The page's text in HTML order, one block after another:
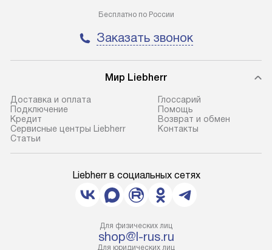
до представительства
транспортной компании в городе
Москва. Пожалуйста, уточняйте
условия доставки у менеджера при
В оговоренный день служба
доставки доставит упакованный
прибор до подъезда. Если
требуется переместить прибор
установки, пожалуйста,
предварительно уточните это
с менеджером. За данную услугу
Учитывайте габариты прибора, если
они не позволяют пронести его
возможные
предполагают
установленной
наличие крана.
Бесплатно по России
Заказать звонок
Мир Liebherr
Доставка и оплата
Подключение
Кредит
Сервисные центры Liebherr
Cтатьи
Глоссарий
Помощь
Возврат и обмен
Контакты
Liebherr в социальных сетях
Для физических лиц
shop@l-rus.ru
Для юридических лиц